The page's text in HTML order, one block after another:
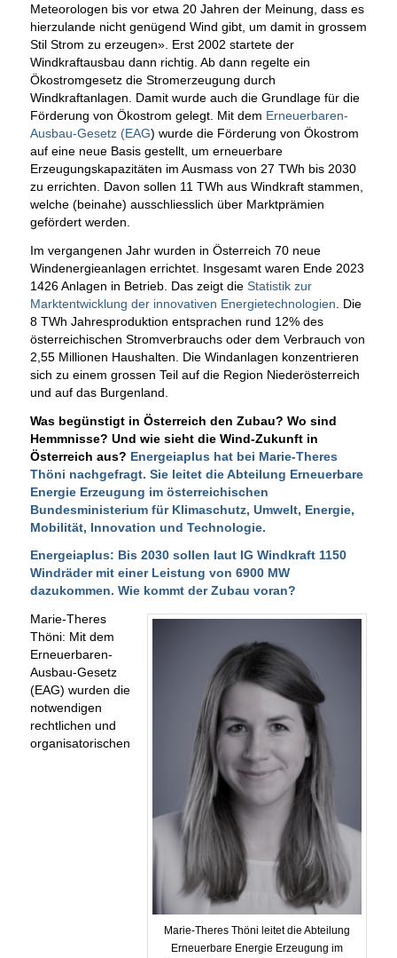
Meteorologen bis vor etwa 20 Jahren der Meinung, dass es
hierzulande nicht genügend Wind gibt, um damit in grossem
Stil Strom zu erzeugen». Erst 2002 startete der
Windkraftausbau dann richtig. Ab dann regelte ein
Ökostromgesetz die Stromerzeugung durch
Windkraftanlagen. Damit wurde auch die Grundlage für die
Förderung von Ökostrom gelegt. Mit dem Erneuerbaren-
Ausbau-Gesetz (EAG) wurde die Förderung von Ökostrom
auf eine neue Basis gestellt, um erneuerbare
Erzeugungskapazitäten im Ausmass von 27 TWh bis 2030
zu errichten. Davon sollen 11 TWh aus Windkraft stammen,
welche (beinahe) ausschliesslich über Marktprämien
gefördert werden.
Im vergangenen Jahr wurden in Österreich 70 neue
Windenergieanlagen errichtet. Insgesamt waren Ende 2023
1426 Anlagen in Betrieb. Das zeigt die Statistik zur
Marktentwicklung der innovativen Energietechnologien . Die
8 TWh Jahresproduktion entsprachen rund 12% des
österreichischen Stromverbrauchs oder dem Verbrauch von
2,55 Millionen Haushalten. Die Windanlagen konzentrieren
sich zu einem grossen Teil auf die Region Niederösterreich
und auf das Burgenland.
Was begünstigt in Österreich den Zubau? Wo sind
Hemmnisse? Und wie sieht die Wind-Zukunft in
Österreich aus? Energeiaplus hat bei Marie-Theres
Thöni nachgefragt. Sie leitet die Abteilung Erneuerbare
Energie Erzeugung im österreichischen
Bundesministerium für Klimaschutz, Umwelt, Energie,
Mobilität, Innovation und Technologie.
Energeiaplus: Bis 2030 sollen laut IG Windkraft 1150
Windräder mit einer Leistung von 6900 MW
dazukommen. Wie kommt der Zubau voran?
Marie-Theres Thöni leitet die Abteilung
Erneuerbare Energie Erzeugung im
Marie-Theres
Thöni: Mit dem
Erneuerbaren-
Ausbau-Gesetz
(EAG) wurden die
notwendigen
rechtlichen und
organisatorischen